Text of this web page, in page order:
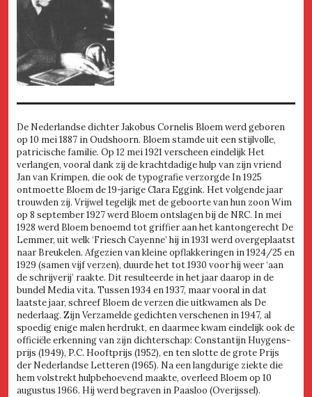
De Nederlandse dichter Jakobus Cornelis Bloem werd geboren
op 10 mei 1887 in Oudshoorn. Bloem stamde uit een stijlvolle,
patricische familie. Op 12 mei 1921 verscheen eindelijk Het
verlangen, vooral dank zij de krachtdadige hulp van zijn vriend
Jan van Krimpen, die ook de typografie verzorgde In 1925
ontmoette Bloem de 19-jarige Clara Eggink. Het volgende jaar
trouwden zij. Vrijwel tegelijk met de geboorte van hun zoon Wim
op 8 september 1927 werd Bloem ontslagen bij de NRC. In mei
1928 werd Bloem benoemd tot griffier aan het kantongerecht De
Lemmer, uit welk ‘Friesch Cayenne’ hij in 1931 werd overgeplaatst
naar Breukelen. Afgezien van kleine opflakkeringen in 1924/25 en
1929 (samen vijf verzen), duurde het tot 1930 voor hij weer ‘aan
de schrijverij’ raakte. Dit resulteerde in het jaar daarop in de
bundel Media vita. Tussen 1934 en 1937, maar vooral in dat
laatste jaar, schreef Bloem de verzen die uitkwamen als De
nederlaag. Zijn Verzamelde gedichten verschenen in 1947, al
spoedig enige malen herdrukt, en daarmee kwam eindelijk ook de
officiële erkenning van zijn dichterschap: Constantijn Huygens-
prijs (1949), P.C. Hooftprijs (1952), en ten slotte de grote Prijs
der Nederlandse Letteren (1965). Na een langdurige ziekte die
hem volstrekt hulpbehoevend maakte, overleed Bloem op 10
augustus 1966. Hij werd begraven in Paasloo (Overijssel).